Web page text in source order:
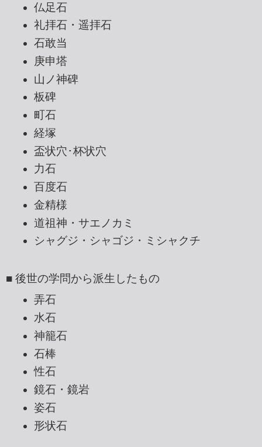
仏足石
礼拝石・遥拝石
石敢当
庚申塔
山ノ神碑
板碑
町石
経塚
盃状穴･杯状穴
力石
百度石
金精様
道祖神・サエノカミ
シャグジ・シャゴジ・ミシャクチ
■ 後世の学問から派生したもの
弄石
水石
神籠石
石棒
性石
鏡石・鏡岩
姿石
形状石